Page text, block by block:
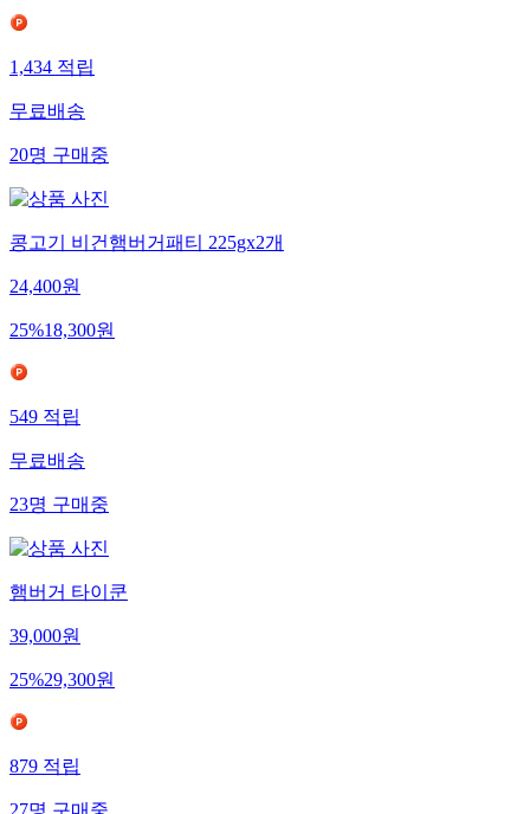
1,434적립
무료배송
20명구매중
콩고기 비건햄버거패티 225gx2개
24,400원
25%18,300원
549적립
무료배송
23명구매중
햄버거 타이쿤
39,000원
25%29,300원
879적립